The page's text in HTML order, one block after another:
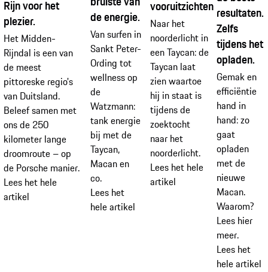
Rijn voor het
plezier.
Het Midden-
Rijndal is een van
de meest
pittoreske regio's
van Duitsland.
Beleef samen met
ons de 250
kilometer lange
droomroute – op
de Porsche manier.
Lees het hele
artikel
de energie.
Van surfen in
Sankt Peter-
Ording tot
wellness op
de
Watzmann:
tank energie
bij met de
Taycan,
Macan en
co.
Lees het
hele artikel
vooruitzichten.
Naar het
noorderlicht in
een Taycan: de
Taycan laat
zien waartoe
hij in staat is
tijdens de
zoektocht
naar het
noorderlicht.
Lees het hele
artikel
resultaten.
Zelfs
tijdens het
opladen.
Gemak en
efficiëntie
hand in
hand: zo
gaat
opladen
met de
nieuwe
Macan.
Waarom?
Lees hier
meer.
Lees het
hele artikel